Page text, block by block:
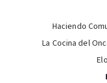
Haciendo
La Cocina del